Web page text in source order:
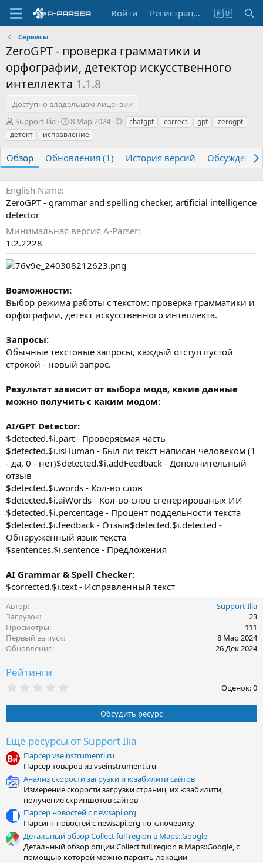
Войти Регистрация 🇷🇺
Сервисы
ZeroGPT - проверка грамматики и
орфографии, детектор искусственного
интеллекта 1.1.8
Доступно владельцам лицензии
А
в
т
о
р
Support Ilia
Д
а
т
с
а
я
8 Мар 2024
Т chatgpt correct gpt
zerogpt
детект
исправление
Обзор Обновления (1) История версий Обсуждение
English Name
ZeroGPT - grammar and spelling checker, artificial intelligence
detector
Минимальная версия A-Parser
1.2.2228
Возможности:
Выбор режима работы с текстом: проверка грамматики и
орфографии, детект искусственного интеллекта.
Запросы:
Обычные текстовые запросы, каждый отступ пустой
строкой - новый запрос.
Результат зависит от выбора мода, какие данные
можно получить с каким модом:
AI/GPT Detector:
$detected.$i.part - Проверяемая часть
$detected.$i.isHuman - Был ли текст написан человеком (1
- да, 0 - нет)$detected.$i.addFeedback - Дополнительный
отзыв
$detected.$i.words - Кол-во слов
$detected.$i.aiWords - Кол-во слов сгенерированых ИИ
$detected.$i.percentage - Процент поддельности текста
$detected.$i.feedback - Отзыв$detected.$i.detected -
Обнаруженный язык текста
$sentences.$i.sentence - Предложения
AI Grammar & Spell Checker:
$corrected.$i.text - Исправленный текст
Автор
Support Ilia
Загрузок
23
Просмотры
111
Первый выпуск
8 Мар 2024
Обновление
26 Дек 2024
Рейтинги
0
з
ё
з
д
Оценок: 0
Обсудить ресурс
Ещё ресурсы от Support Ilia
Парсер vseinstrumenti.ru
Парсер товаров из vseinstrumenti.ru
Анализ скорости загрузки и юзабилити сайтов
Измерение скорости загрузки страниц, их юзабилити,
получение скриншотов сайтов
Парсер новостей с newsapi.org
Парсинг новостей с newsapi.org по ключевику
Детальный обзор Collect full region в Maps::Google
Детальный обзор опции Collect full region в Maps::Google, с
помощью которой можно парсить локации